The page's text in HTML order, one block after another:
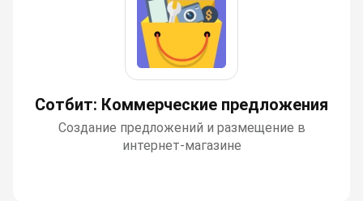
Сотбит: Коммерческие предложения
Создание предложений и размещение в
интернет-магазине